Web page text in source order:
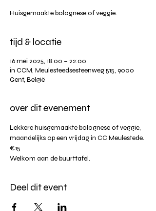
Huisgemaakte bolognese of veggie.
tijd & locatie
16 mei 2025, 18:00 – 22:00
in CCM, Meulesteedsesteenweg 515, 9000
Gent, België
over dit evenement
Lekkere huisgemaakte bolognese of veggie,
maandelijks op een vrijdag in CC Meulestede.
€15
Welkom aan de buurttafel.
Deel dit event